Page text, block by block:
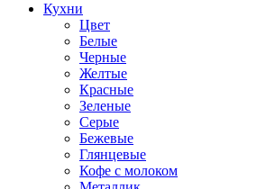
Кухни
Цвет
Белые
Черные
Желтые
Красные
Зеленые
Серые
Бежевые
Глянцевые
Кофе с молоком